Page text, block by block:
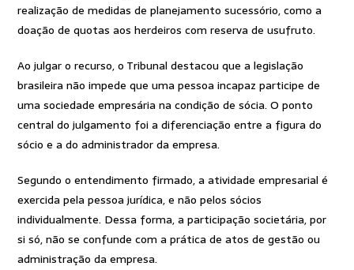
realização de medidas de planejamento sucessório, como a
doação de quotas aos herdeiros com reserva de usufruto.
Ao julgar o recurso, o Tribunal destacou que a legislação
brasileira não impede que uma pessoa incapaz participe de
uma sociedade empresária na condição de sócia. O ponto
central do julgamento foi a diferenciação entre a figura do
sócio e a do administrador da empresa.
Segundo o entendimento firmado, a atividade empresarial é
exercida pela pessoa jurídica, e não pelos sócios
individualmente. Dessa forma, a participação societária, por
si só, não se confunde com a prática de atos de gestão ou
administração da empresa.